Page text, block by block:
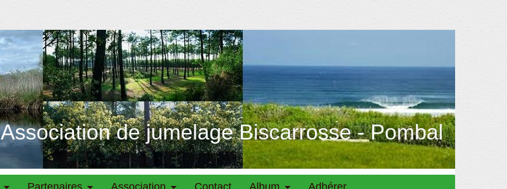
Association de jumelage Biscarrosse - Pombal
Partenaires Association Contact Album Adhérer